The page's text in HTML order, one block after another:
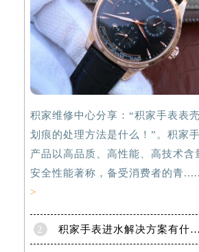
积家维修中心分享：“积家手表表
划痕的处理方法是什么！”。积家
产品以高品质、高性能、高技术含
安全性能著称，备受消费者的青
>
2 积家手表进水解决方案有什么？